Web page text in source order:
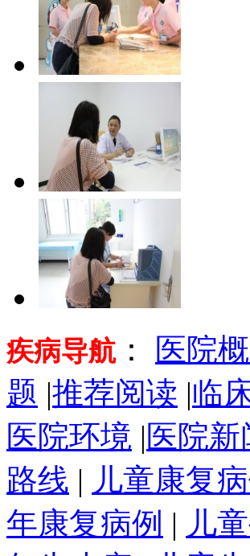
疾病导航： 医院
题 |推荐阅读 |临
医院环境 |医院新
路线 | 儿童康复
年康复病例 | 儿